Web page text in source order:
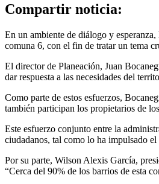
Compartir noticia:
En un ambiente de diálogo y
comuna 6, con el fin de tratar un tema
El director de Planeación, Juan
dar respuesta a las necesidades del
Como parte de estos esfuerzos,
también participan los propietarios de
Este esfuerzo conjunto entre la
ciudadanos, tal como lo ha impulsado
Por su parte, Wilson Alexis García,
“Cerca del 90% de los barrios de esta